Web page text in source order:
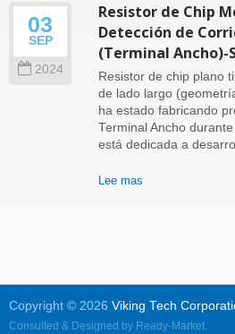
03
SEP
2024
Resistor de Chip
Detección de
(Terminal Ancho)-
Resistor de chip plano
de lado largo
ha estado fabricando
Terminal Ancho
está dedicada a
Lee mas
Copyright © 2026 Viking Tech
Consulted & Designed by Ready-Market.